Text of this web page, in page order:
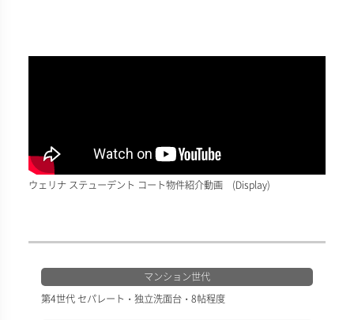
ウェリナ ステューデント コート物件紹介動画 (Display)
マンション世代
第4世代 セパレート・独立洗面台・8帖程度